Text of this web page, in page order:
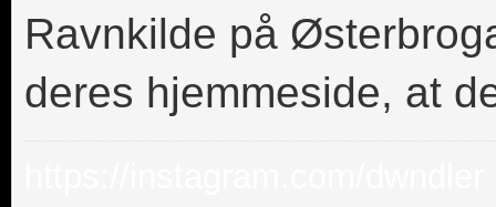
Ravnkilde på
deres hjemmeside, at